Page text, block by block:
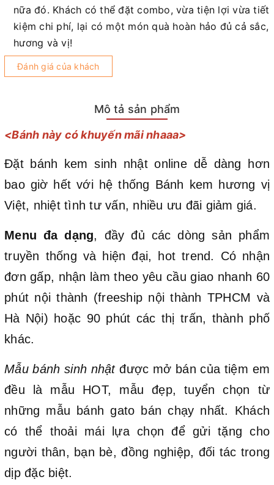
nữa đó. Khách có thể đặt combo, vừa tiện lợi vừa tiết
kiệm chi phí, lại có một món quà hoàn hảo đủ cả sắc,
hương và vị!
Đánh giá của khách
Mô tả sản phẩm
<Bánh này có khuyến mãi nhaaa>
Đặt bánh kem sinh nhật online dễ dàng hơn
bao giờ hết với hệ thống Bánh kem hương vị
Việt, nhiệt tình tư vấn, nhiều ưu đãi giảm giá.
Menu đa dạng, đầy đủ các dòng sản phẩm
truyền thống và hiện đại, hot trend. Có nhận
đơn gấp, nhận làm theo yêu cầu giao nhanh 60
phút nội thành (freeship nội thành TPHCM và
Hà Nội) hoặc 90 phút các thị trấn, thành phố
khác.
Mẫu bánh sinh nhậtđược mở bán của tiệm em
đều là mẫu HOT, mẫu đẹp, tuyển chọn từ
những mẫu bánh gato bán chạy nhất. Khách
có thể thoải mái lựa chọn để gửi tặng cho
người thân, bạn bè, đồng nghiệp, đối tác trong
dịp đặc biệt.